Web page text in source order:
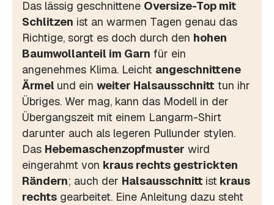
Das lässig geschnittene Oversize-Top mit
Schlitzen ist an warmen Tagen genau das
Richtige, sorgt es doch durch den hohen
Baumwollanteil im Garn für ein
angenehmes Klima. Leicht angeschnittene
Ärmel und ein weiter Halsausschnitt tun ihr
Übriges. Wer mag, kann das Modell in der
Übergangszeit mit einem Langarm-Shirt
darunter auch als legeren Pullunder stylen.
Das Hebemaschenzopfmuster wird
eingerahmt von kraus rechts gestrickten
Rändern; auch der Halsausschnitt ist kraus
rechts gearbeitet. Eine Anleitung dazu steht